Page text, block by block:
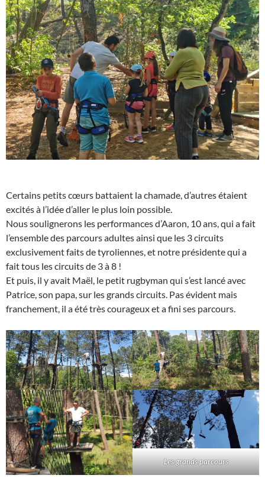
Certains petits cœurs battaient la chamade, d’autres étaient
excités à l’idée d’aller le plus loin possible.
Nous soulignerons les performances d’Aaron, 10 ans, qui a fait
l’ensemble des parcours adultes ainsi que les 3 circuits
exclusivement faits de tyroliennes, et notre présidente qui a
fait tous les circuits de 3 à 8 !
Et puis, il y avait Maël, le petit rugbyman qui s’est lancé avec
Patrice, son papa, sur les grands circuits. Pas évident mais
franchement, il a été très courageux et a fini ses parcours.
Les grands parcours